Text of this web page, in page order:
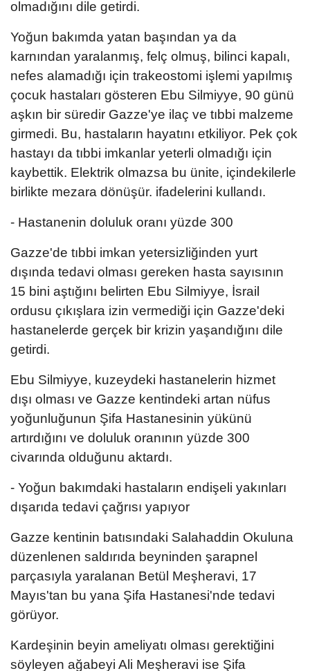
olmadığını dile getirdi.
Yoğun bakımda yatan başından ya da
karnından yaralanmış, felç olmuş, bilinci kapalı,
nefes alamadığı için trakeostomi işlemi yapılmış
çocuk hastaları gösteren Ebu Silmiyye, 90 günü
aşkın bir süredir Gazze'ye ilaç ve tıbbi malzeme
girmedi. Bu, hastaların hayatını etkiliyor. Pek çok
hastayı da tıbbi imkanlar yeterli olmadığı için
kaybettik. Elektrik olmazsa bu ünite, içindekilerle
birlikte mezara dönüşür. ifadelerini kullandı.
- Hastanenin doluluk oranı yüzde 300
Gazze'de tıbbi imkan yetersizliğinden yurt
dışında tedavi olması gereken hasta sayısının
15 bini aştığını belirten Ebu Silmiyye, İsrail
ordusu çıkışlara izin vermediği için Gazze'deki
hastanelerde gerçek bir krizin yaşandığını dile
getirdi.
Ebu Silmiyye, kuzeydeki hastanelerin hizmet
dışı olması ve Gazze kentindeki artan nüfus
yoğunluğunun Şifa Hastanesinin yükünü
artırdığını ve doluluk oranının yüzde 300
civarında olduğunu aktardı.
- Yoğun bakımdaki hastaların endişeli yakınları
dışarıda tedavi çağrısı yapıyor
Gazze kentinin batısındaki Salahaddin Okuluna
düzenlenen saldırıda beyninden şarapnel
parçasıyla yaralanan Betül Meşheravi, 17
Mayıs'tan bu yana Şifa Hastanesi'nde tedavi
görüyor.
Kardeşinin beyin ameliyatı olması gerektiğini
söyleyen ağabeyi Ali Meşheravi ise Şifa